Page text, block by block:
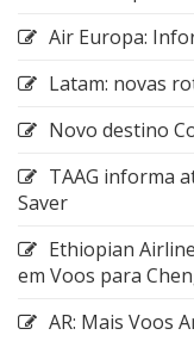
Air Europa:
Latam: novas
Novo destino
TAAG informa
Saver
Ethiopian
em Voos para
AR: Mais Voos